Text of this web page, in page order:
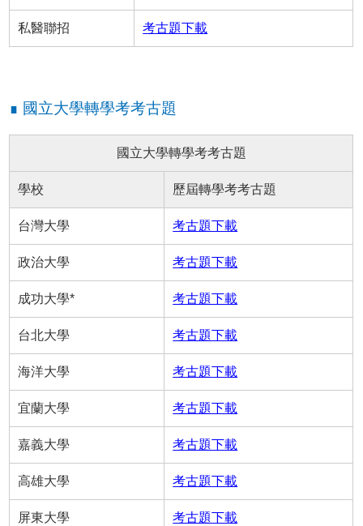
私醫聯招 考古題下載
∎ 國立大學轉學考考古題
國立大學轉學考考古題
學校 歷屆轉學考考古題
台灣大學 考古題下載
政治大學 考古題下載
成功大學* 考古題下載
台北大學 考古題下載
海洋大學 考古題下載
宜蘭大學 考古題下載
嘉義大學 考古題下載
高雄大學 考古題下載
屏東大學 考古題下載